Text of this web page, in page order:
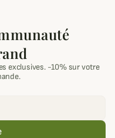
exclusives. -10% sur votre